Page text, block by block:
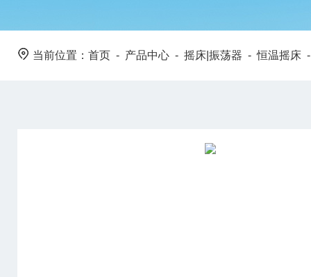
当前位置： 首页 - 产品中心 - 摇床|振荡器 -恒温摇床